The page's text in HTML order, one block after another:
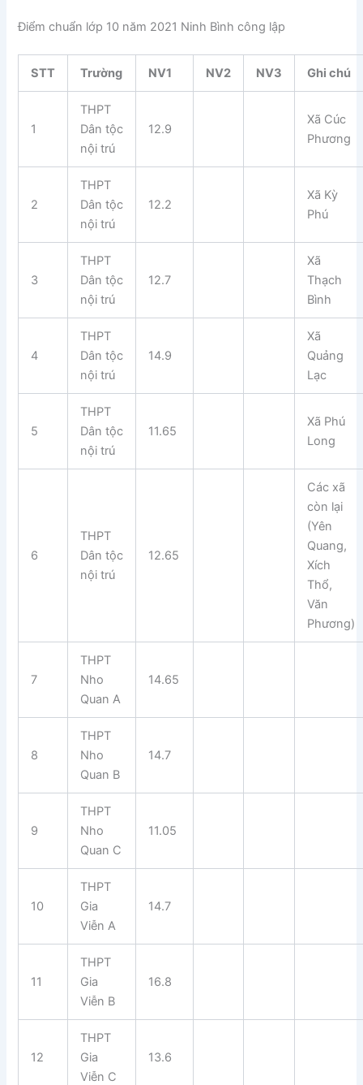
Điểm chuẩn lớp 10 năm 2021 Ninh Bình công lập
STT Trường NV1 NV2 NV3 Ghi chú
1
THPT
Dân tộc
nội trú
12.9
Xã Cúc
Phương
2
THPT
Dân tộc
nội trú
12.2
Xã Kỳ
Phú
3
THPT
Dân tộc
nội trú
12.7
Xã
Thạch
Bình
4
THPT
Dân tộc
nội trú
14.9
Xã
Quảng
Lạc
5
THPT
Dân tộc
nội trú
11.65
Xã Phú
Long
6
THPT
Dân tộc
nội trú
12.65
Các xã
còn lại
(Yên
Quang,
Xích
Thổ,
Văn
Phương)
7
THPT
Nho
Quan A
14.65
8
THPT
Nho
Quan B
14.7
9
THPT
Nho
Quan C
11.05
10
THPT
Gia
Viễn A
14.7
11
THPT
Gia
Viễn B
16.8
12
THPT
Gia
Viễn C
13.6